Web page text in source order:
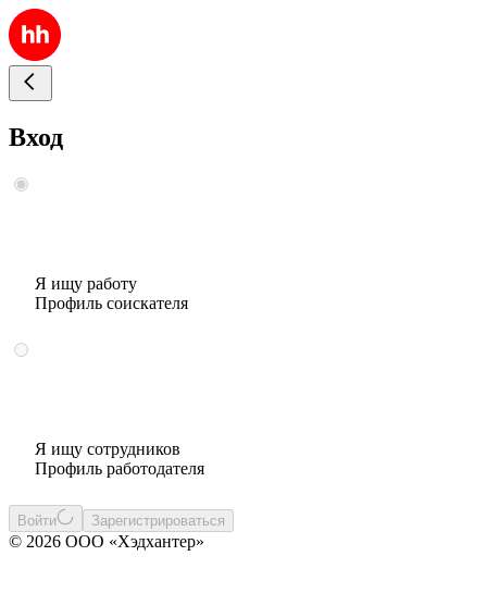
Вход
Я ищу работу
Профиль соискателя
Я ищу сотрудников
Профиль работодателя
Войти Зарегистрироваться
© 2026 ООО «Хэдхантер»